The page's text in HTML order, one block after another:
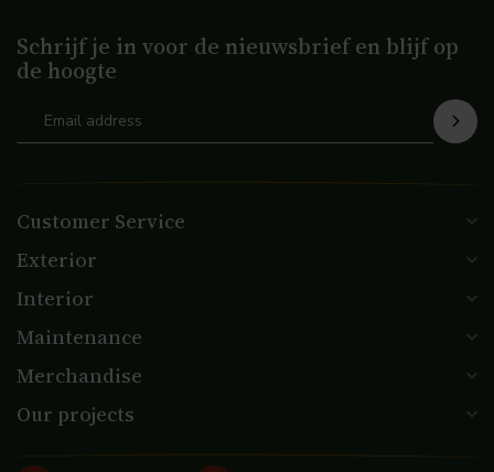
Schrijf je in voor de nieuwsbrief en blijf op
de hoogte
Customer Service
Exterior
Interior
Maintenance
Merchandise
Our projects